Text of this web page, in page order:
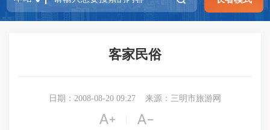
客家民俗
日期：2008-08-20 09:27 来源：三明市旅游网
 